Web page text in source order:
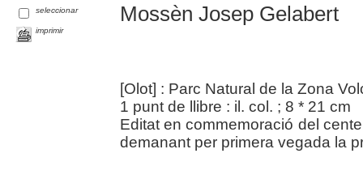
seleccionar
imprimir
Mossèn Josep Gelabert
[Olot] : Parc Natural de la Zona
1 punt de llibre : il. col. ; 8 * 21 cm
Editat en commemoració del
demanant per primera vegada la